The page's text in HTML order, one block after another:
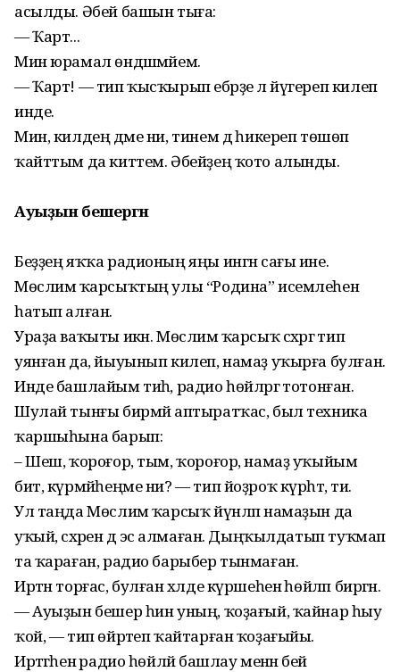
асылды. Әбей башын тыға:
— Ҡарт...
Мин юрамал өндәшмәйем.
— Ҡарт! — тип ҡысҡырып ебәрҙе лә йүгереп килеп
инде.
Мин, килдең дәме ни, тинем дә һикереп төшөп
ҡайттым да киттем. Әбейҙең ҡото алынды.
Ауыҙын бешергән
Беҙҙең яҡҡа радионың яңы ингән сағы ине.
Мөслимә ҡарсыҡтың улы “Родина” исемлеһен
һатып алған.
Ураҙа ваҡыты икән. Мөслимә ҡарсыҡ сәхәргә тип
уянған да, йыуынып килеп, намаҙ уҡырға булған.
Инде башлайым тиһә, радио һөйләргә тотонған.
Шулай тынғы бирмәй аптыратҡас, был техника
ҡаршыһына барып:
– Шеш, ҡороғор, тым, ҡороғор, намаҙ уҡыйым
бит, күрмәйһеңме ни? — тип йоҙроҡ күрһәтә, ти.
Ул таңда Мөслимә ҡарсыҡ йүнләп на­ма­ҙын да
уҡый, сәхәрен дә эсә алмаған. Дыңҡылдатып туҡмап
та ҡараған, радио барыбер тынмаған.
Иртән торғас, булған хәлде күршеһенә һөйләп биргән.
— Ауыҙын бешер һин уның, ҡоҙағый, ҡайнар һыу
ҡой, — тип өйрәтеп ҡайтарған ҡоҙағыйы.
Иртәгәһенә радио һөйләй башлау менән әбей